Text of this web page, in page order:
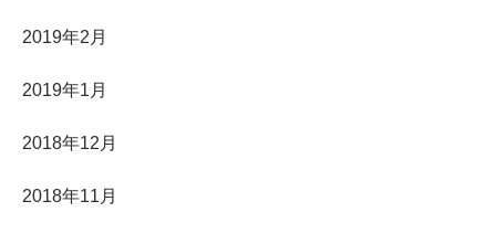
2019年2月
2019年1月
2018年12月
2018年11月